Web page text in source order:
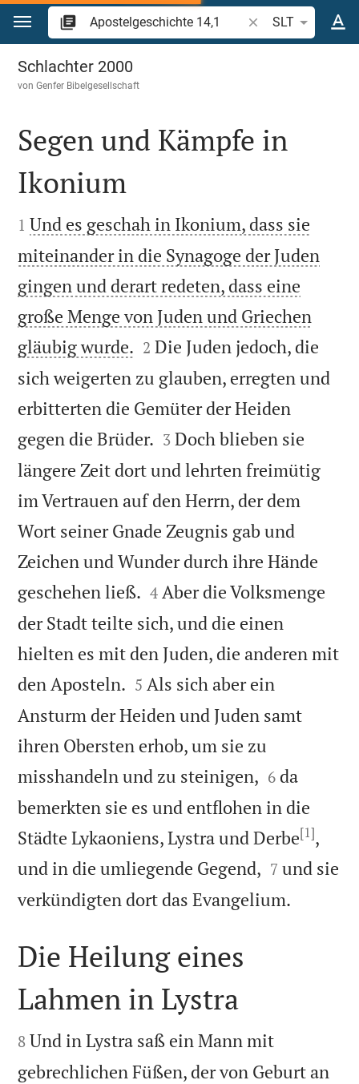
Zum Inhalt springen
Bibelstelle oder
SLT
Apostelgeschichte 14
Schlachter 2000
vonGenfer Bibelgesellschaft

Segen und Kämpfe in
Ikonium

1 Und es geschah in Ikonium, dass sie
miteinander in die Synagoge der Juden
gingen und derart redeten, dass eine
große Menge von Juden und Griechen
gläubig wurde. 

2 Die Juden jedoch, die
sich weigerten zu glauben, erregten und
erbitterten die Gemüter der Heiden
gegen die Brüder. 

3 Doch blieben sie
längere Zeit dort und lehrten freimütig
im Vertrauen auf den Herrn, der dem
Wort seiner Gnade Zeugnis gab und
Zeichen und Wunder durch ihre Hände
geschehen ließ. 

4 Aber die Volksmenge
der Stadt teilte sich, und die einen
hielten es mit den Juden, die anderen mit
den Aposteln. 

5 Als sich aber ein
Ansturm der Heiden und Juden samt
ihren Obersten erhob, um sie zu
misshandeln und zu steinigen, 

6 da
bemerkten sie es und entflohen in die
Städte Lykaoniens, Lystra und Derbe[1],
und in die umliegende Gegend, 

7 und sie
verkündigten dort das Evangelium.

Die Heilung eines
Lahmen in Lystra

8 Und in Lystra saß ein Mann mit
gebrechlichen Füßen, der von Geburt an